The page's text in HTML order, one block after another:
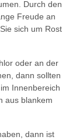
Durch den
Freude an
sich um Rost
oder an der
dann sollten
Innenbereich
aus blankem
dann ist